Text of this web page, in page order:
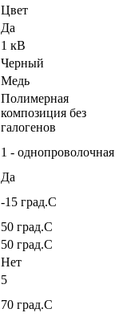
Цвет
Да
1 кВ
Черный
Медь
Полимерная
композиция без
галогенов
1 - однопроволочная
Да
-15 град.C
50 град.C
50 град.C
Нет
5
70 град.C